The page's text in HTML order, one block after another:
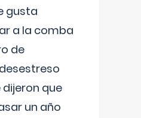
gusta
a la comba
de
que
un año